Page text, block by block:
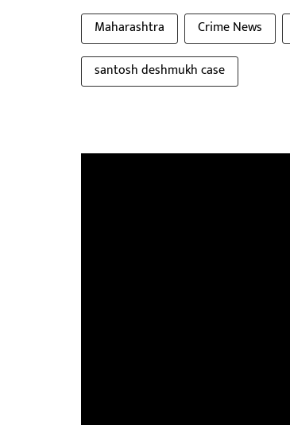
Maharashtra Crime News
santosh deshmukh case